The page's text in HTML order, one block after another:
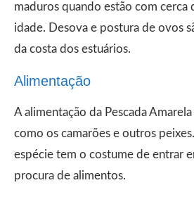
maduros quando estão com cerca
idade. Desova e postura de ovos
da costa dos estuários.
Alimentação
A alimentação da Pescada
como os camarões e outros
espécie tem o costume de entrar
procura de alimentos.